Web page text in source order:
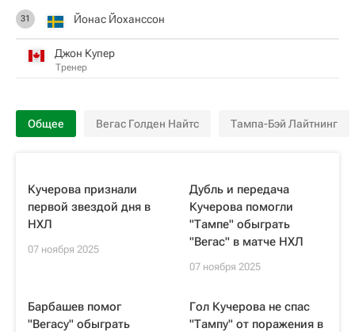
31 Йонас Йоханссон
Джон Купер
Тренер
Общее Вегас Голден Найтс Тампа-Бэй Лайтнинг
Кучерова признали
первой звездой дня в
НХЛ
07 ноября 2025
Дубль и передача
Кучерова помогли
"Тампе" обыграть
"Вегас" в матче НХЛ
07 ноября 2025
Барбашев помог
"Вегасу" обыграть
Гол Кучерова не спас
"Тампу" от поражения в